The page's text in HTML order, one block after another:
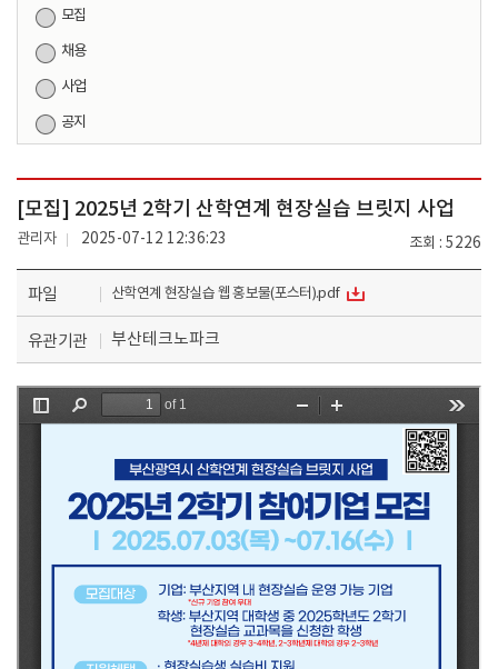
모집
채용
사업
공지
[모집] 2025년 2학기 산학연계 현장실습 브릿지 사업
조회 5226
관리자 2025-07-12 12:36:23
파일 산학연계 현장실습 웹 홍보물(포스터).pdf
유관기관 부산테크노파크